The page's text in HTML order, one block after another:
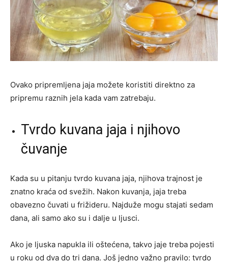
Ovako pripremljena jaja možete koristiti direktno za
pripremu raznih jela kada vam zatrebaju.
Tvrdo kuvana jaja i njihovo
čuvanje
Kada su u pitanju tvrdo kuvana jaja, njihova trajnost je
znatno kraća od svežih. Nakon kuvanja, jaja treba
obavezno čuvati u frižideru. Najduže mogu stajati sedam
dana, ali samo ako su i dalje u ljusci.
Ako je ljuska napukla ili oštećena, takvo jaje treba pojesti
u roku od dva do tri dana. Još jedno važno pravilo: tvrdo